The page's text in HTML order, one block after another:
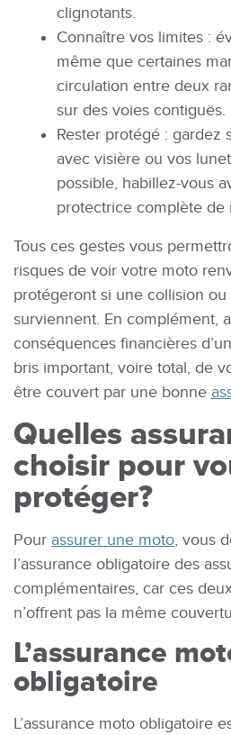
clignotants.
Connaître vos limites :
même que certaines
circulation entre deux
sur des voies contiguës.
Rester protégé : gardez
avec visière ou vos
possible, habillez-vous
protectrice complète de
Tous ces gestes vous
risques de voir votre moto
protégeront si une collision
surviennent. En complément,
conséquences financières
bris important, voire total, de
être couvert par une bonne
Quelles
choisir pour
protéger?
Pour assurer une moto, vous
l’assurance obligatoire des
complémentaires, car ces
n’offrent pas la même
L’assurance
obligatoire
L’assurance moto obligatoire